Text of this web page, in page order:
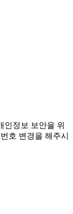
인정보 보안을 위
호 변경을 해주시